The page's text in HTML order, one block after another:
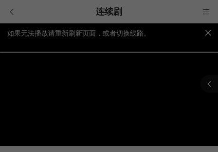
连续剧
如果无法播放请重新刷新页面，或者切换线路。
视频载入速度跟网速有关，请耐心等待几秒钟。